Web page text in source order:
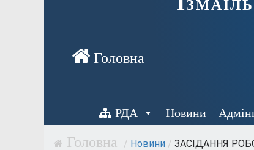
РДА Новини
/ Новини / ЗАСІДАННЯ